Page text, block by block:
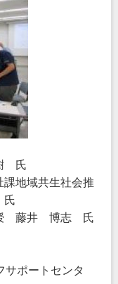
氏
課地域共生社会推
授 藤井 博志 氏
サポートセンタ